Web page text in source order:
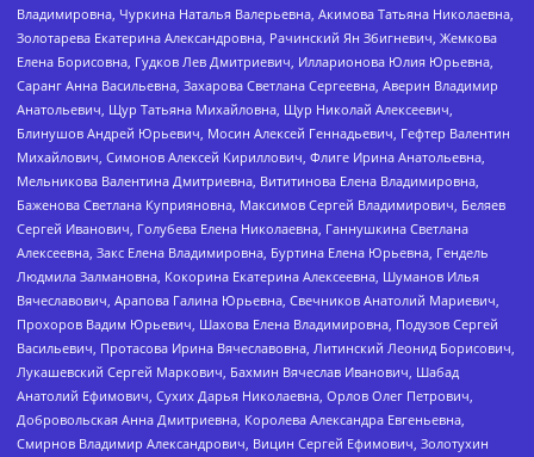
Владимировна, Чуркина Наталья Валерьевна, Акимова Татьяна Николаевна,
Золотарева Екатерина Александровна, Рачинский Ян Збигневич, Жемкова
Елена Борисовна, Гудков Лев Дмитриевич, Илларионова Юлия Юрьевна,
Саранг Анна Васильевна, Захарова Светлана Сергеевна, Аверин Владимир
Анатольевич, Щур Татьяна Михайловна, Щур Николай Алексеевич,
Блинушов Андрей Юрьевич, Мосин Алексей Геннадьевич, Гефтер Валентин
Михайлович, Симонов Алексей Кириллович, Флиге Ирина Анатольевна,
Мельникова Валентина Дмитриевна, Вититинова Елена Владимировна,
Баженова Светлана Куприяновна, Максимов Сергей Владимирович, Беляев
Сергей Иванович, Голубева Елена Николаевна, Ганнушкина Светлана
Алексеевна, Закс Елена Владимировна, Буртина Елена Юрьевна, Гендель
Людмила Залмановна, Кокорина Екатерина Алексеевна, Шуманов Илья
Вячеславович, Арапова Галина Юрьевна, Свечников Анатолий Мариевич,
Прохоров Вадим Юрьевич, Шахова Елена Владимировна, Подузов Сергей
Васильевич, Протасова Ирина Вячеславовна, Литинский Леонид Борисович,
Лукашевский Сергей Маркович, Бахмин Вячеслав Иванович, Шабад
Анатолий Ефимович, Сухих Дарья Николаевна, Орлов Олег Петрович,
Добровольская Анна Дмитриевна, Королева Александра Евгеньевна,
Смирнов Владимир Александрович, Вицин Сергей Ефимович, Золотухин